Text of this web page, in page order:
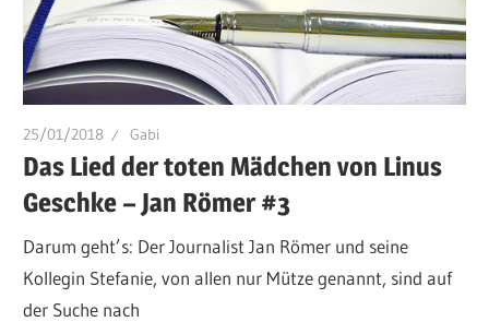
25/01/2018 Gabi
Das Lied der toten Mädchen von Linus
Geschke – Jan Römer #3
Darum geht’s: Der Journalist Jan Römer und seine
Kollegin Stefanie, von allen nur Mütze genannt, sind auf
der Suche nach